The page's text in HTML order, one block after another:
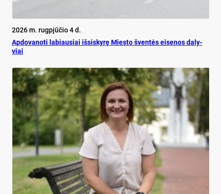
2026 m. rugpjūčio 4 d.
Ap­do­va­no­ti la­biau­siai iš­si­sky­rę Mies­to šven­tės ei­se­nos da­ly­
viai